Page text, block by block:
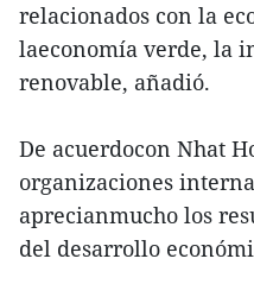
relacionados con la
laeconomía verde, la
renovable, añadió.
De acuerdocon Nhat
organizaciones
aprecianmucho los
del desarrollo